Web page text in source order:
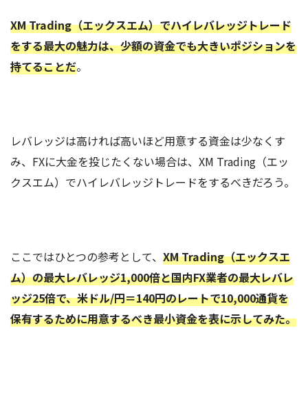
XM Trading（エックスエム）でハイレバレッジトレード
をする最大の魅力は、少額の資金でも大きいポジションを
持てることだ。
レバレッジは高ければ高いほど用意する資金は少なくす
み、FXに大金を投じたくない場合は、XM Trading（エッ
クスエム）でハイレバレッジトレードをするべきだろう。
ここではひとつの参考として、 XM Trading（エックスエ
ム）の最大レバレッジ1,000倍と国内FX業者の最大レバレ
ッジ25倍で、米ドル/円＝140円のレートで10,000通貨を
保有するために用意するべき最小資金を表に示してみた。